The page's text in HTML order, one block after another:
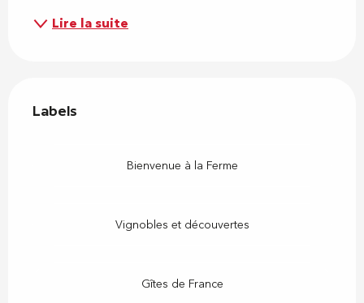
Lire la suite
Labels
Labels
Bienvenue à la Ferme
Vignobles et découvertes
Gîtes de France